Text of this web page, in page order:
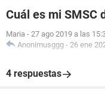
Cuál es mi SMSC
Maria - 27 ago 2019 a las
Anonimusggg - 26 ene
4 respuestas